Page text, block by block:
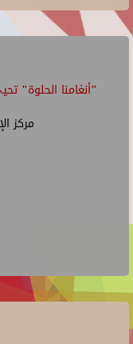
"أنغامنا الحلوة"
مركز